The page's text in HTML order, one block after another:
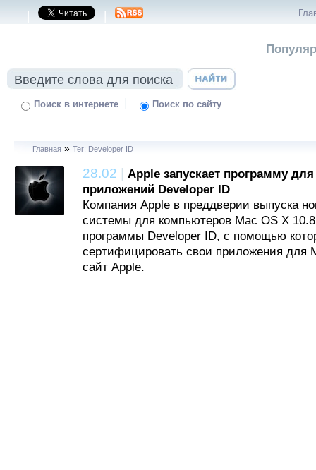
| |
Поиск в интернете | Поиск по сайту
Главная » Тег: Developer ID
28.02
Apple запускает программу
приложений Developer ID
Компания Apple в преддверии выпуска
системы для компьютеров Mac OS X 10.8
программы Developer ID, с помощью
сертифицировать свои приложения для
сайт Apple.